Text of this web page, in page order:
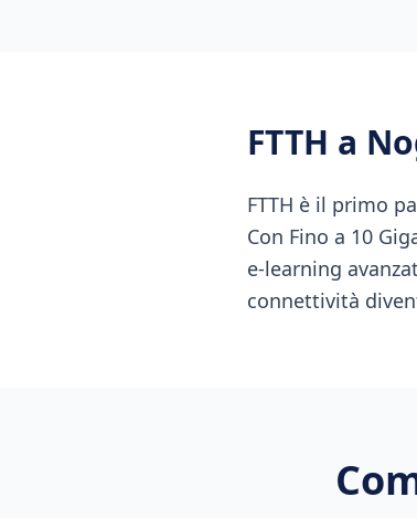
FTTH a
FTTH è il primo
Con Fino a 10
e-learning
connettività